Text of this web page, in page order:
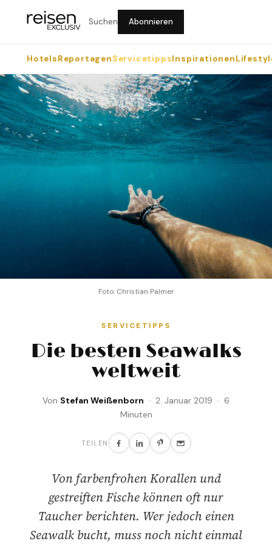
Suchen Abonnieren
HotelsReportagenServicetippsInspirationen
Foto: Christian Palmer
SERVICETIPPS
Die besten Seawalks
weltweit
Von Stefan Weißenborn · 2. Januar 2019 · 6
Minuten
TEILEN
Von farbenfrohen Korallen und
gestreiften Fische können oft nur
Taucher berichten. Wer jedoch einen
Seawalk bucht, muss noch nicht einmal